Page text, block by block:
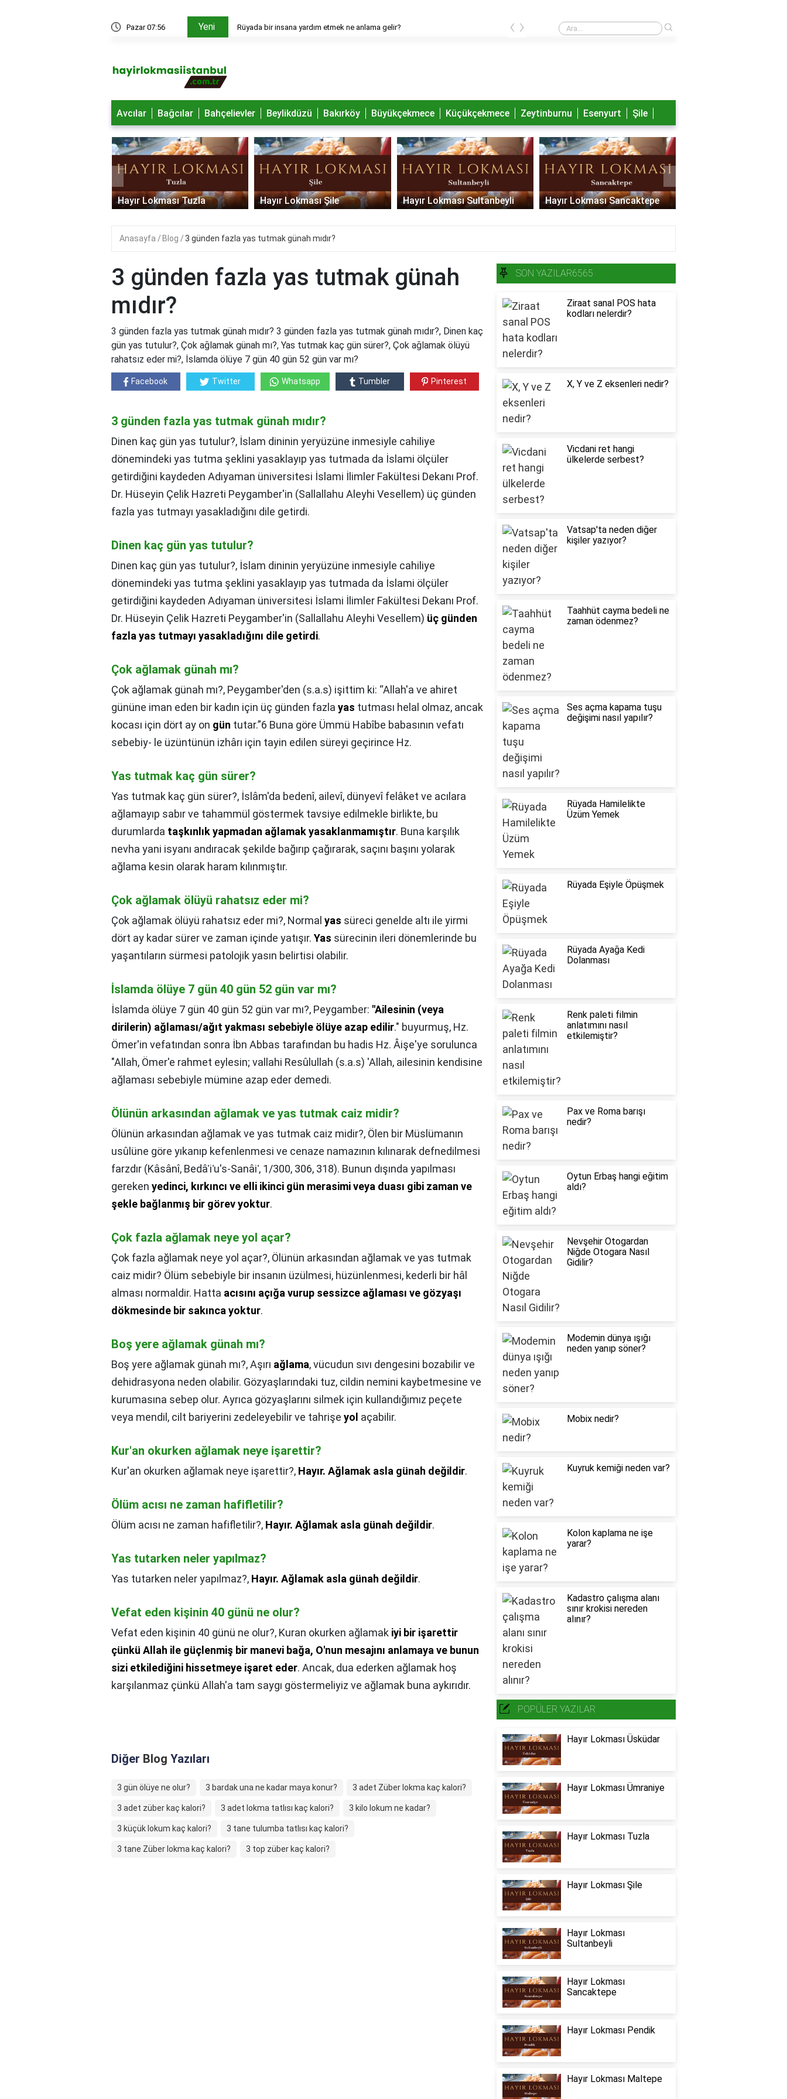
Pazar 07:56 Yeni Rüyada bir insana yardım etmek ne anlama gelir? Nayib Bukele aslen nereli?
‹ ›
Avcılar Bağcılar Bahçelievler Beylikdüzü Bakırköy Büyükçekmece Küçükçekmece Zeytinburnu Esenyurt Şile
Hayır Lokması Tuzla Hayır Lokması Şile Hayır Lokması Sultanbeyli Hayır Lokması Sancaktepe
‹ ›
Anasayfa Blog 3 günden fazla yas tutmak günah mıdır?
3 günden fazla yas tutmak günah
mıdır?
3 günden fazla yas tutmak günah mıdır? 3 günden fazla yas tutmak günah mıdır?, Dinen kaç
gün yas tutulur?, Çok ağlamak günah mı?, Yas tutmak kaç gün sürer?, Çok ağlamak ölüyü
rahatsız eder mi?, İslamda ölüye 7 gün 40 gün 52 gün var mı?
Facebook Twitter Whatsapp Tumbler Pinterest
3 günden fazla yas tutmak günah mıdır?
Dinen kaç gün yas tutulur?, İslam dininin yeryüzüne inmesiyle cahiliye
dönemindeki yas tutma şeklini yasaklayıp yas tutmada da İslami ölçüler
getirdiğini kaydeden Adıyaman üniversitesi İslami İlimler Fakültesi Dekanı Prof.
Dr. Hüseyin Çelik Hazreti Peygamber'in (Sallallahu Aleyhi Vesellem) üç günden
fazla yas tutmayı yasakladığını dile getirdi.
Dinen kaç gün yas tutulur?
Dinen kaç gün yas tutulur?, İslam dininin yeryüzüne inmesiyle cahiliye
dönemindeki yas tutma şeklini yasaklayıp yas tutmada da İslami ölçüler
getirdiğini kaydeden Adıyaman üniversitesi İslami İlimler Fakültesi Dekanı Prof.
Dr. Hüseyin Çelik Hazreti Peygamber'in (Sallallahu Aleyhi Vesellem) üç günden
fazla yas tutmayı yasakladığını dile getirdi.
Çok ağlamak günah mı?
Çok ağlamak günah mı?, Peygamber'den (s.a.s) işittim ki: “Allah'a ve ahiret
gününe iman eden bir kadın için üç günden fazla yas tutması helal olmaz, ancak
kocası için dört ay on gün tutar.”6 Buna göre Ümmü Habîbe babasının vefatı
sebebiy- le üzüntünün izhârı için tayin edilen süreyi geçirince Hz.
Yas tutmak kaç gün sürer?
Yas tutmak kaç gün sürer?, İslâm'da bedenî, ailevî, dünyevî felâket ve acılara
ağlamayıp sabır ve tahammül göstermek tavsiye edilmekle birlikte, bu
durumlarda taşkınlık yapmadan ağlamak yasaklanmamıştır. Buna karşılık
nevha yani isyanı andıracak şekilde bağırıp çağırarak, saçını başını yolarak
ağlama kesin olarak haram kılınmıştır.
Çok ağlamak ölüyü rahatsız eder mi?
Çok ağlamak ölüyü rahatsız eder mi?, Normal yas süreci genelde altı ile yirmi
dört ay kadar sürer ve zaman içinde yatışır. Yas sürecinin ileri dönemlerinde bu
yaşantıların sürmesi patolojik yasın belirtisi olabilir.
İslamda ölüye 7 gün 40 gün 52 gün var mı?
İslamda ölüye 7 gün 40 gün 52 gün var mı?, Peygamber: "Ailesinin (veya
dirilerin) ağlaması/ağıt yakması sebebiyle ölüye azap edilir." buyurmuş, Hz.
Ömer'in vefatından sonra İbn Abbas tarafından bu hadis Hz. Âişe'ye sorulunca
"Allah, Ömer'e rahmet eylesin; vallahi Resûlullah (s.a.s) 'Allah, ailesinin kendisine
ağlaması sebebiyle mümine azap eder demedi.
Ölünün arkasından ağlamak ve yas tutmak caiz midir?
Ölünün arkasından ağlamak ve yas tutmak caiz midir?, Ölen bir Müslümanın
usûlüne göre yıkanıp kefenlenmesi ve cenaze namazının kılınarak defnedilmesi
farzdır (Kâsânî, Bedâʾiʿu's-Sanâiʿ, 1/300, 306, 318). Bunun dışında yapılması
gereken yedinci, kırkıncı ve elli ikinci gün merasimi veya duası gibi zaman ve
şekle bağlanmış bir görev yoktur.
Çok fazla ağlamak neye yol açar?
Çok fazla ağlamak neye yol açar?, Ölünün arkasından ağlamak ve yas tutmak
caiz midir? Ölüm sebebiyle bir insanın üzülmesi, hüzünlenmesi, kederli bir hâl
alması normaldir. Hatta acısını açığa vurup sessizce ağlaması ve gözyaşı
dökmesinde bir sakınca yoktur.
Boş yere ağlamak günah mı?
Boş yere ağlamak günah mı?,Aşırı ağlama, vücudun sıvı dengesini bozabilir ve
dehidrasyona neden olabilir. Gözyaşlarındaki tuz, cildin nemini kaybetmesine ve
kurumasına sebep olur. Ayrıca gözyaşlarını silmek için kullandığımız peçete
veya mendil, cilt bariyerini zedeleyebilir ve tahrişe yol açabilir.
Kur'an okurken ağlamak neye işarettir?
Kur'an okurken ağlamak neye işarettir?, Hayır. Ağlamak asla günah değildir.
Ölüm acısı ne zaman hafifletilir?
Ölüm acısı ne zaman hafifletilir?, Hayır. Ağlamak asla günah değildir.
Yas tutarken neler yapılmaz?
Yas tutarken neler yapılmaz?, Hayır. Ağlamak asla günah değildir.
Vefat eden kişinin 40 günü ne olur?
Vefat eden kişinin 40 günü ne olur?, Kuran okurken ağlamak iyi bir işarettir
çünkü Allah ile güçlenmiş bir manevi bağa, O'nun mesajını anlamaya ve bunun
sizi etkilediğini hissetmeye işaret eder. Ancak, dua ederken ağlamak hoş
karşılanmaz çünkü Allah'a tam saygı göstermeliyiz ve ağlamak buna aykırıdır.
Diğer Blog Yazıları
3 gün ölüye ne olur? 3 bardak una ne kadar maya konur? 3 adet Züber lokma kaç kalori?
3 adet züber kaç kalori? 3 adet lokma tatlısı kaç kalori? 3 kilo lokum ne kadar?
3 küçük lokum kaç kalori? 3 tane tulumba tatlısı kaç kalori?
3 tane Züber lokma kaç kalori? 3 top züber kaç kalori?
SON YAZILAR6565
Ziraat sanal POS hata
kodları nelerdir?
X, Y ve Z eksenleri nedir?
Vicdani ret hangi
ülkelerde serbest?
Vatsap'ta neden diğer
kişiler yazıyor?
Taahhüt cayma bedeli ne
zaman ödenmez?
Ses açma kapama tuşu
değişimi nasıl yapılır?
Rüyada Hamilelikte
Üzüm Yemek
Rüyada Eşiyle Öpüşmek
Rüyada Ayağa Kedi
Dolanması
Renk paleti filmin
anlatımını nasıl
etkilemiştir?
Pax ve Roma barışı
nedir?
Oytun Erbaş hangi eğitim
aldı?
Nevşehir Otogardan
Niğde Otogara Nasıl
Gidilir?
Modemin dünya ışığı
neden yanıp söner?
Mobix nedir?
Kuyruk kemiği neden var?
Kolon kaplama ne işe
yarar?
Kadastro çalışma alanı
sınır krokisi nereden
alınır?
POPÜLER YAZILAR
Hayır Lokması Üsküdar
Hayır Lokması Ümraniye
Hayır Lokması Tuzla
Hayır Lokması Şile
Hayır Lokması
Sultanbeyli
Hayır Lokması
Sancaktepe
Hayır Lokması Pendik
Hayır Lokması Maltepe